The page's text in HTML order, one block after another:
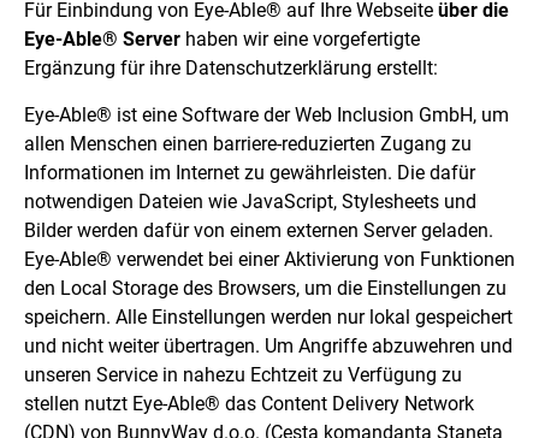
Für Einbindung von Eye-Able® auf Ihre Webseite über die
Eye-Able® Server haben wir eine vorgefertigte
Ergänzung für ihre Datenschutzerklärung erstellt:
Eye-Able® ist eine Software der Web Inclusion GmbH, um
allen Menschen einen barriere-reduzierten Zugang zu
Informationen im Internet zu gewährleisten. Die dafür
notwendigen Dateien wie JavaScript, Stylesheets und
Bilder werden dafür von einem externen Server geladen.
Eye-Able® verwendet bei einer Aktivierung von Funktionen
den Local Storage des Browsers, um die Einstellungen zu
speichern. Alle Einstellungen werden nur lokal gespeichert
und nicht weiter übertragen. Um Angriffe abzuwehren und
unseren Service in nahezu Echtzeit zu Verfügung zu
stellen nutzt Eye-Able® das Content Delivery Network
(CDN) von BunnyWay d.o.o. (Cesta komandanta Staneta